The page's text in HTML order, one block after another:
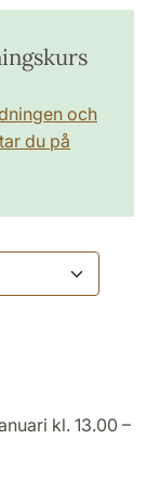
och
du på
kl. 13.00 –